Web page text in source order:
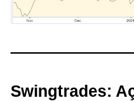
Swingtrades: